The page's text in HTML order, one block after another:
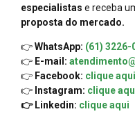
especialistas e receba
proposta do mercado.
👉WhatsApp: (61) 3226-
👉 E-mail:
👉 Facebook: clique aqui
👉 Instagram: clique
👉 Linkedin: clique aqui